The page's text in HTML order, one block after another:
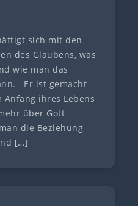
sich mit den
des Glaubens, was
wie man das
Er ist gemacht
ihres Lebens
über Gott
die Beziehung
[…]